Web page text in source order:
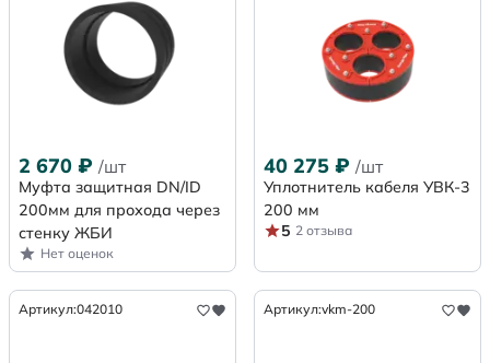
2 670 ₽ /шт
Муфта защитная DN/ID
200мм для прохода через
стенку ЖБИ
Нет оценок
40 275 ₽ /шт
Уплотнитель кабеля УВК-3
200 мм
5 2 отзыва
Артикул:042010 Артикул:vkm-200